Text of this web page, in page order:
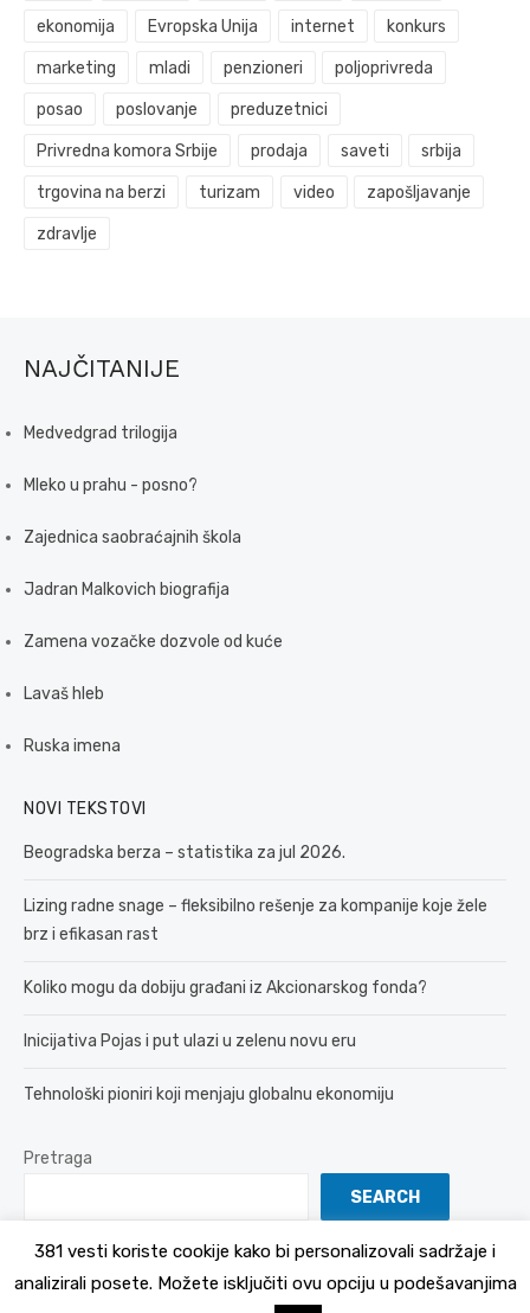
ekonomija Evropska Unija internet konkurs
marketing mladi penzioneri poljoprivreda
posao poslovanje preduzetnici
Privredna komora Srbije prodaja saveti srbija
trgovina na berzi turizam video zapošljavanje
zdravlje
NAJČITANIJE
Medvedgrad trilogija
Mleko u prahu - posno?
Zajednica saobraćajnih škola
Jadran Malkovich biografija
Zamena vozačke dozvole od kuće
Lavaš hleb
Ruska imena
NOVI TEKSTOVI
Beogradska berza – statistika za jul 2026.
Lizing radne snage – fleksibilno rešenje za kompanije koje žele
brz i efikasan rast
Koliko mogu da dobiju građani iz Akcionarskog fonda?
Inicijativa Pojas i put ulazi u zelenu novu eru
Tehnološki pioniri koji menjaju globalnu ekonomiju
Pretraga
SEARCH
Politika Privatnosti
381 vesti koriste cookije kako bi personalizovali sadržaje i
analizirali posete. Možete isključiti ovu opciju u podešavanjima